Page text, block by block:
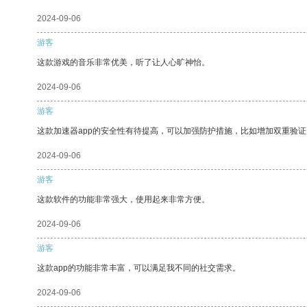
2024-09-06
游客
这款游戏的音乐非常优美，听了让人心旷神怡。
2024-09-06
游客
这款加速器app的安全性有待提高，可以加强防护措施，比如增加双重验
2024-09-06
游客
这款软件的功能非常强大，使用起来非常方便。
2024-09-06
游客
这款app的功能非常丰富，可以满足我不同的社交需求。
2024-09-06